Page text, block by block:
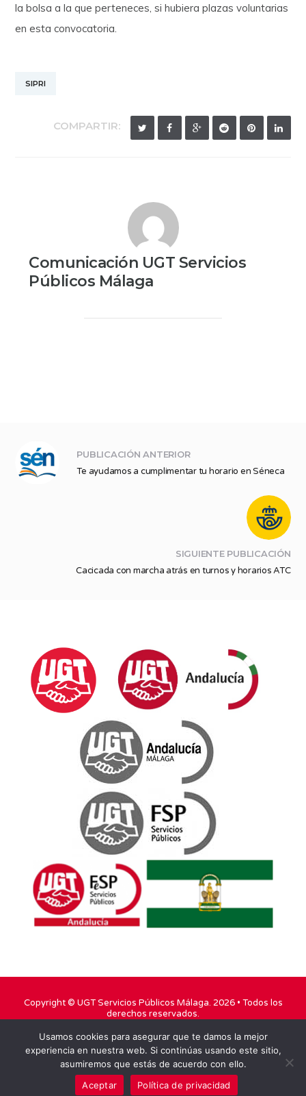
la bolsa a la que perteneces, si hubiera plazas voluntarias
en esta convocatoria.
SIPRI
COMPARTIR:
Comunicación UGT Servicios
Públicos Málaga
PUBLICACIÓN ANTERIOR
Te ayudamos a cumplimentar tu horario en Séneca
SIGUIENTE PUBLICACIÓN
Cacicada con marcha atrás en turnos y horarios ATC
Copyright © UGT Servicios Públicos Málaga. 2026 • Todos los
derechos reservados.
TWITTER FACEBOOK YOUTUBE
INSTAGRAM
Usamos cookies para asegurar que te damos la mejor
experiencia en nuestra web. Si continúas usando este sitio,
asumiremos que estás de acuerdo con ello.
Aceptar
Política de privacidad